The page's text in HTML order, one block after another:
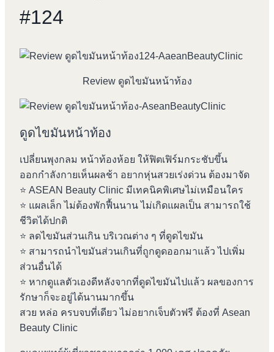
#124
Review ดูดไขมันหน้าท้อง
ดูดไขมันหน้าท้อง
เปลี่ยนพุงกลม หน้าท้องห้อย ให้ฟิตเฟิร์มกระชับขึ้น
ออกกำลังกายเห็นผลช้า อยากหุ่นสวยเร่งด่วน ต้องมาจัด
⭐️ ASEAN Beauty Clinic มีเทคนิคพิเศษไม่เหมือนใคร
⭐️ แผลเล็ก ไม่ต้องพักฟื้นนาน ไม่เกิดแผลเป็น สามารถใช้
ชีวิตได้ปกติ
⭐️ ลดไขมันส่วนเกิน บริเวณต่าง ๆ ที่ดูดไขมัน
⭐️ สามารถนำไขมันส่วนเกินที่ถูกดูดออกมาแล้ว ไปเพิ่ม
ส่วนอื่นได้
⭐️ หากดูแลตัวเองดีหลังจากที่ดูดไขมันไปแล้ว ผลของการ
รักษาก็จะอยู่ได้นานมากขึ้น
สวย หล่อ ครบจบที่เดียว ไม่อยากเจ็บตัวฟรี ต้องที่ Asean
Beauty Clinic